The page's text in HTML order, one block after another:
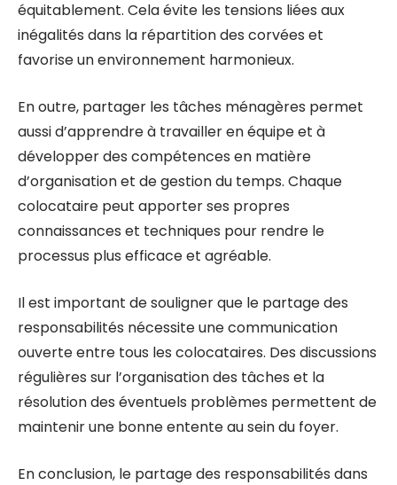
équitablement. Cela évite les tensions liées aux
inégalités dans la répartition des corvées et
favorise un environnement harmonieux.
En outre, partager les tâches ménagères permet
aussi d’apprendre à travailler en équipe et à
développer des compétences en matière
d’organisation et de gestion du temps. Chaque
colocataire peut apporter ses propres
connaissances et techniques pour rendre le
processus plus efficace et agréable.
Il est important de souligner que le partage des
responsabilités nécessite une communication
ouverte entre tous les colocataires. Des discussions
régulières sur l’organisation des tâches et la
résolution des éventuels problèmes permettent de
maintenir une bonne entente au sein du foyer.
En conclusion, le partage des responsabilités dans